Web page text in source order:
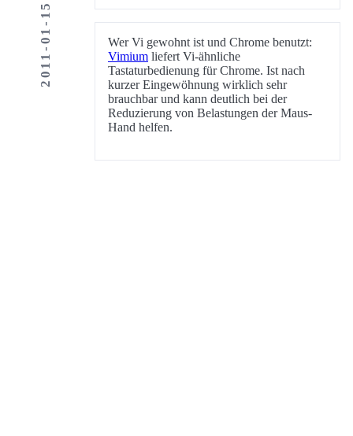
2011-01-15
Wer Vi gewohnt ist und Chrome benutzt:
Vimium liefert Vi-ähnliche
Tastaturbedienung für Chrome. Ist nach
kurzer Eingewöhnung wirklich sehr
brauchbar und kann deutlich bei der
Reduzierung von Belastungen der Maus-
Hand helfen.